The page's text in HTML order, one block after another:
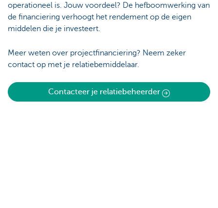
operationeel is. Jouw voordeel? De hefboomwerking van
de financiering verhoogt het rendement op de eigen
middelen die je investeert.
Meer weten over projectfinanciering? Neem zeker
contact op met je relatiebemiddelaar.
Contacteer je relatiebeheerder